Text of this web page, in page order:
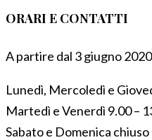
ORARI E CONTATTI
A partire dal 3 giugno 2020
Lunedì, Mercoledì e
Martedì e Venerdì 9.00 –
Sabato e Domenica chiuso